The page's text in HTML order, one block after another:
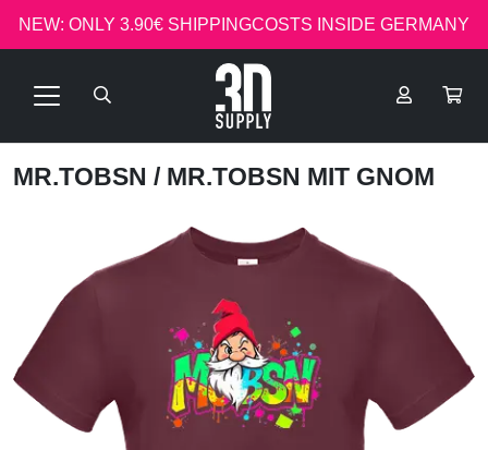
NEW: ONLY 3.90€ SHIPPINGCOSTS INSIDE GERMANY
MR.TOBSN / MR.TOBSN MIT GNOM